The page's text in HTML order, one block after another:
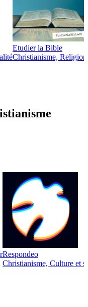
Etudier la Bible
Christianisme,
Respondeo
Christianisme, Culture et